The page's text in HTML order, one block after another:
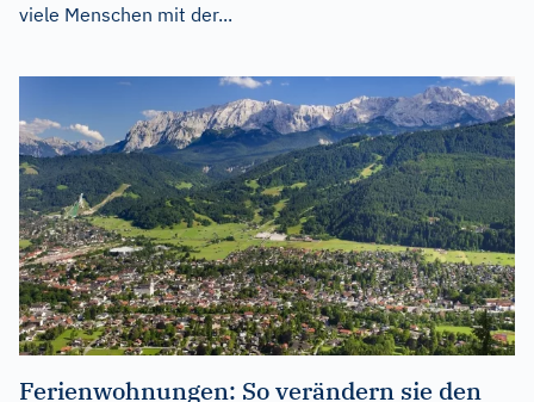
viele Menschen mit der...
Ferienwohnungen: So verändern sie den